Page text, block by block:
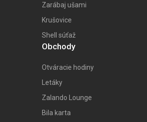
Zarábaj ušami
Krušovice
Shell súťaž
Obchody
Otváracie hodiny
Letáky
Zalando Lounge
Bila karta